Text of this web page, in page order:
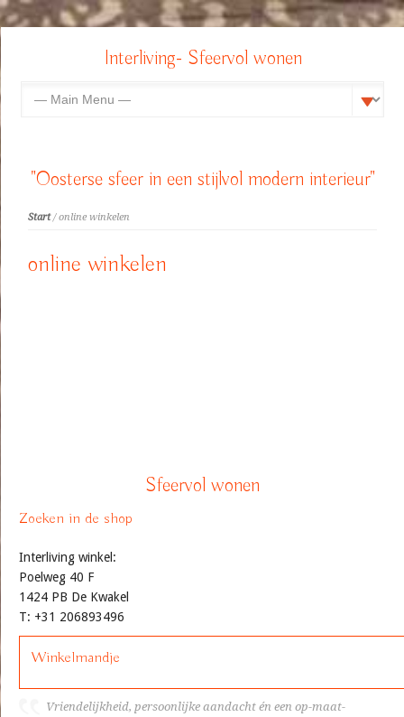
Interliving- Sfeervol wonen
"Oosterse sfeer in een stijlvol modern interieur"
Start/ online winkelen
online winkelen
Sfeervol wonen
Zoeken in de shop
Interliving winkel:
Poelweg 40 F
1424 PB De Kwakel
T: +31 206893496
Winkelmandje
Vriendelijkheid, persoonlijke aandacht én een op-maat-